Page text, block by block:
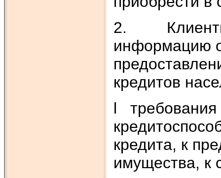
2. Клиенты
информацию
кредитов
l требования
кредита, к
имущества, к